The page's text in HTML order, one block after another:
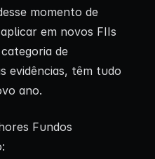
momento de
em novos FIIs
de
evidências, têm tudo
ano.
Fundos